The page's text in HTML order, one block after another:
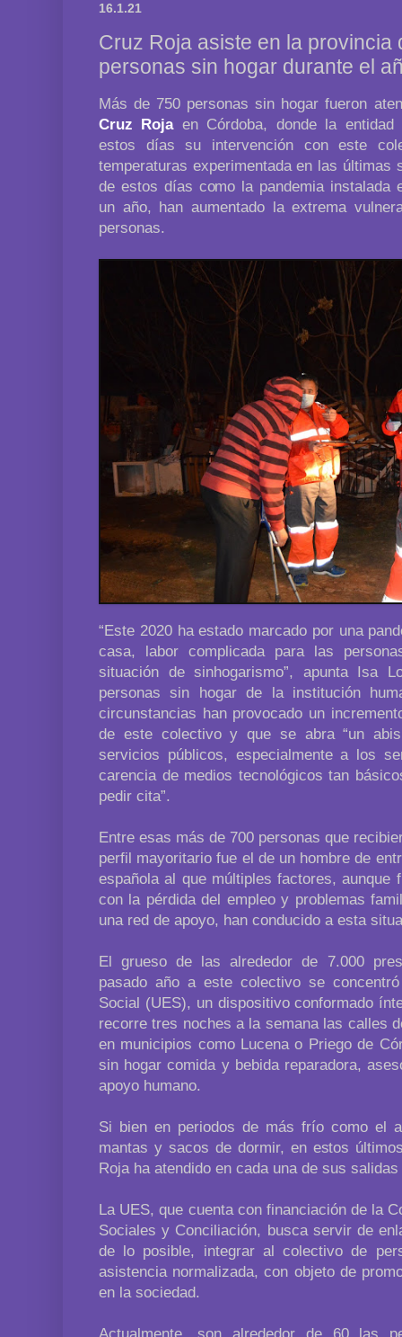
16.1.21
Cruz Roja asiste en la provincia
personas sin hogar durante el
Más de 750 personas sin hogar fueron
Cruz Rojaen Córdoba, donde la entidad
estos días su intervención con este
temperaturas experimentada en las últimas
de estos días como la pandemia instalada
un año, han aumentado la extrema
personas.
“Este 2020 ha estado marcado por una
casa, labor complicada para las
situación de sinhogarismo”, apunta Isa
personas sin hogar de la institución
circunstancias han provocado un
de este colectivo y que se abra “un
servicios públicos, especialmente a los
carencia de medios tecnológicos tan
pedir cita”.
Entre esas más de 700 personas que
perfil mayoritario fue el de un hombre de
española al que múltiples factores, aunque
con la pérdida del empleo y problemas
una red de apoyo, han conducido a esta
El grueso de las alrededor de 7.000
pasado año a este colectivo se
Social (UES), un dispositivo conformado
recorre tres noches a la semana las calles
en municipios como Lucena o Priego de
sin hogar comida y bebida reparadora,
apoyo humano.
Si bien en periodos de más frío como el
mantas y sacos de dormir, en estos
Roja ha atendido en cada una de sus
La UES, que cuenta con financiación de la
Sociales y Conciliación, busca servir de
de lo posible, integrar al colectivo de
asistencia normalizada, con objeto de
en la sociedad.